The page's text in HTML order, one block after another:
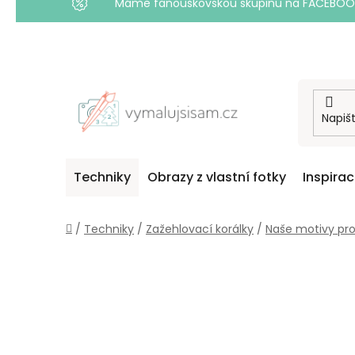
Máme fanouškovskou skupinu na
Techniky Obrazy z vlastní fotky
Domů
/ Techniky / Zažehlovací korálky / Naše motivy